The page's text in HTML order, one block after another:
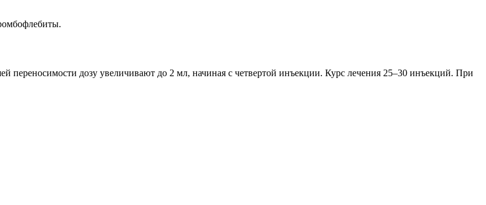
переносимости дозу увеличивают до 2 мл, начиная с четвертой инъекции. Курс лечения 25–30 инъекций. При